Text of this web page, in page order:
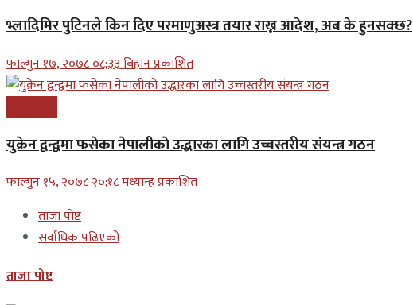
भ्लादिमिर पुटिनले किन दिए परमाणुअस्त्र तयार राख्न आदेश, अब के हुनसक्छ?
फाल्गुन १७, २०७८ ०८;३३ बिहान प्रकाशित
युक्रेन द्वन्द्वमा फसेका नेपालीकाे उद्धारका लागि उच्चस्तरीय संयन्त्र गठन
फाल्गुन १५, २०७८ २०;१८ मध्यान्ह प्रकाशित
ताजा पोष्ट
सर्वाधिक पढिएको
ताजा पोष्ट